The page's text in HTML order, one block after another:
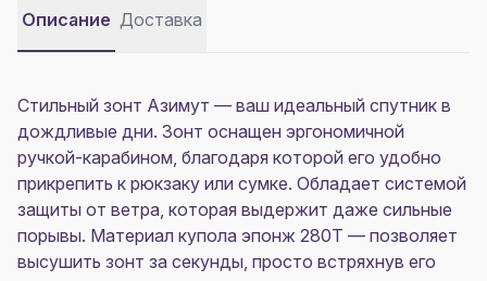
Описание Доставка
Стильный зонт Азимут — ваш идеальный спутник в
дождливые дни. Зонт оснащен эргономичной
ручкой-карабином, благодаря которой его удобно
прикрепить к рюкзаку или сумке. Обладает системой
защиты от ветра, которая выдержит даже сильные
порывы. Материал купола эпонж 280T — позволяет
высушить зонт за секунды, просто встряхнув его